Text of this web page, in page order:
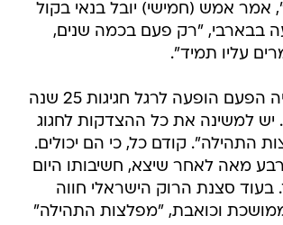
אמר אמש (חמישי) יובל בנאי בקול
בבארבי, "רק פעם בכמה שנים,
עליו תמיד".
"הדבר הזה" היה הפעם הופעה לרגל חגיגות 25 שנה
למשינה את כל ההצדקות לחגוג
התהילה". קודם כל, כי הם יכולים.
מאה לאחר שיצא, חשיבותו היום
בעוד סצנת הרוק הישראלי חווה
וכואבת, "מפלצות התהילה"